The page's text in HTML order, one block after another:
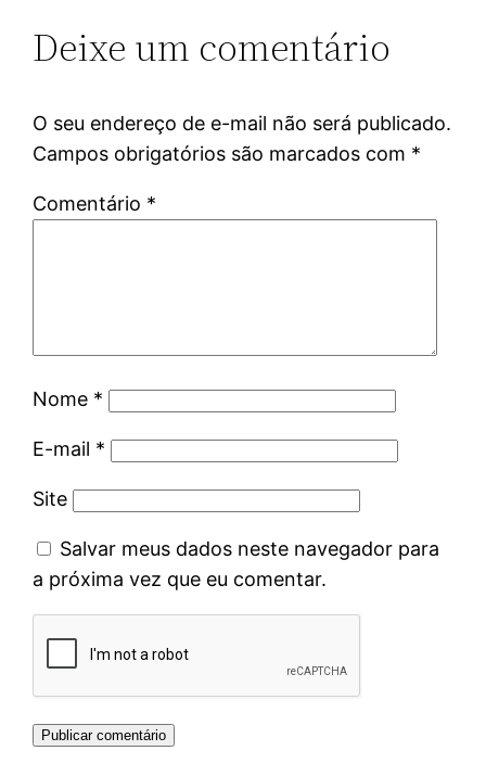
Deixe um comentário
O seu endereço de e-mail não será publicado.
Campos obrigatórios são marcados com *
Comentário *
Nome *
E-mail *
Site
Salvar meus dados neste navegador para
a próxima vez que eu comentar.